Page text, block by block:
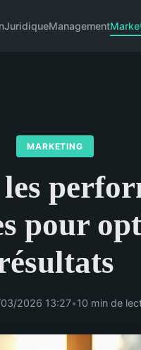
JuridiqueManagement
MARKETING
pour
2026 13:27•10 min de